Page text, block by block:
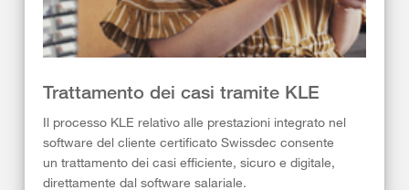
Trattamento dei casi tramite KLE
Il processo KLE relativo alle prestazioni integrato nel
software del cliente certificato Swissdec consente
un trattamento dei casi efficiente, sicuro e digitale,
direttamente dal software salariale.